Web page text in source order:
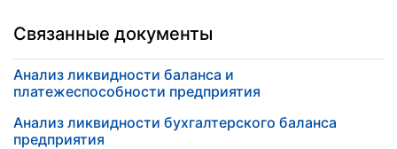
Связанные документы
Анализ ликвидности баланса и
платежеспособности предприятия
Анализ ликвидности бухгалтерского баланса
предприятия